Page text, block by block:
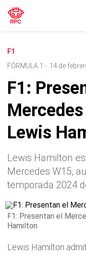
F1
FÓRMULA 1 - 14 de
F1:
Lewis
Lewis Hamilton
Mercedes W15,
temporada 2024
F1: Presentan el
Hamilton
Lewis Hamilton